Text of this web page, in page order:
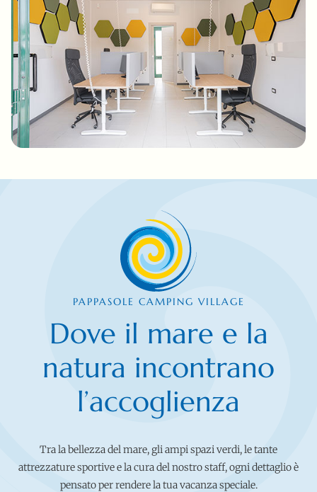
Dove il mare e la
natura incontrano
l’accoglienza
PAPPASOLE CAMPING VILLAGE
Tra la bellezza del mare, gli ampi spazi verdi, le tante
attrezzature sportive e la cura del nostro staff, ogni dettaglio è
pensato per rendere la tua vacanza speciale.